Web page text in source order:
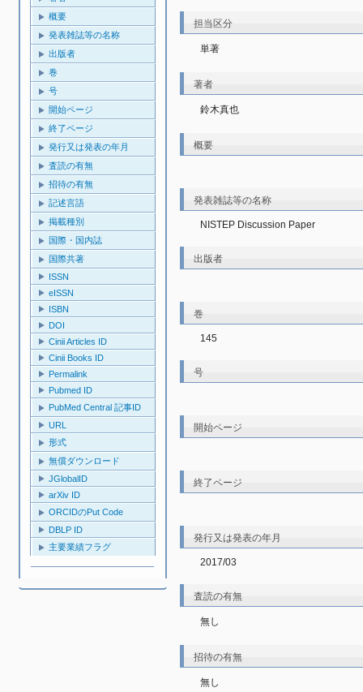
概要
発表雑誌等の名称
出版者
巻
号
開始ページ
終了ページ
発行又は発表の年月
査読の有無
招待の有無
記述言語
掲載種別
国際・国内誌
国際共著
ISSN
eISSN
ISBN
DOI
Cinii Articles ID
Cinii Books ID
Permalink
Pubmed ID
PubMed Central 記事ID
URL
形式
無償ダウンロード
JGlobalID
arXiv ID
ORCIDのPut Code
DBLP ID
主要業績フラグ
担当区分
単著
著者
鈴木真也
概要
発表雑誌等の名称
NISTEP Discussion Paper
出版者
巻
145
号
開始ページ
終了ページ
発行又は発表の年月
2017/03
査読の有無
無し
招待の有無
無し